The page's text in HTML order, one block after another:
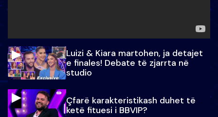
Luizi & Kiara martohen, ja detajet
e finales! Debate të zjarrta në
studio
Çfarë karakteristikash duhet të
ketë fituesi i BBVIP?